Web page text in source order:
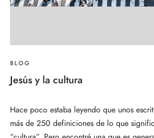
BLOG
Jesús y la cultura
Hace poco estaba leyendo que unos
más de 250 definiciones de lo que